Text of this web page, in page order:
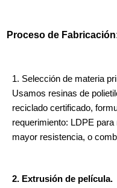
Proceso de
1. Selección de materia
Usamos resinas de
reciclado certificado,
requerimiento: LDPE
mayor resistencia, o
2. Extrusión de película.